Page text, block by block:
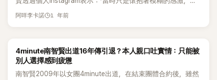
光後，網友紛紛湧入留言打氣：「那麼小的年紀要承受這種事，
真的太心疼」、「為了夢想忍受暴力，聽了好難過」、「希望她現在
能夠更幸福、更被珍惜。」 一段被壓在心底 17 年的傷，如今終
黑暗的少女。
「拜託快成真！」
也提到4Minute重組的可能性。田祉潤謹慎地說：「如果能聚在
一起一定很有趣。但時間已經過太久了。在那段時間裡我們各
消息。如今聽到成員爆料「被冷血通知、還遭門口拒見」，讓粉
絲再度淚崩：「公司太狠了！」、「她們根本被當棄子！」
開自己手捧由前隊長南智賢送來的花束的照片。隊長南智賢也
油，真的讓我感到非常感謝、開心又感動。」她接著說：「我還要
再好好準備…我快哭了，真的很謝謝妳。」 從公開的照片來看，
兩人像是一起到某人的工作室拜訪，氣氛輕鬆愉快。照片中兩
於該如何聰明地建立人際關係感到茫然與不足。」 她回顧過去
「充實的行程、眾多的緣分與滿滿的愛，讓我的20代被填得滿滿
的。那些閃耀的時光不會褪色，也讓我立下決心要活得更好。」
回憶著出道16週年。 她也傳達了感謝之情：「謝謝一起走過的
阿咩李卡諾 1 年前
4minute南智賢出道16年傳引退？本人親口吐實情：只能被
別人選擇感到疲憊
南智賢2009年以女團4minute出道，在結束團體合約後，雖然